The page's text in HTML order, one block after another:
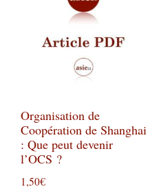
Organisation de
Coopération de Shanghai
: Que peut devenir
l’OCS ?
1,50€